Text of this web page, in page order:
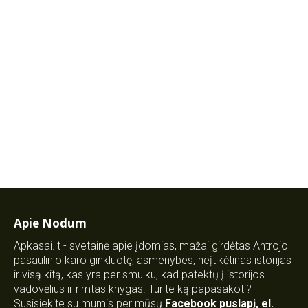
Apie Nodum
Apkasai.lt - svetainė apie įdomias, mažai girdėtas Antrojo
pasaulinio karo ginkluotę, asmenybes, neįtikėtinas istorijas
ir visą kitą, kas yra per smulku, kad patektų į istorijos
vadovėlius ir rimtas knygas. Turite ką papasakoti?
Susisiekite su mumis per mūsų Facebook puslapį, el.